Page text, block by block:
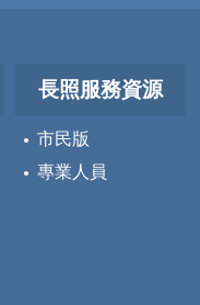
長照服務資源
市民版
專業人員